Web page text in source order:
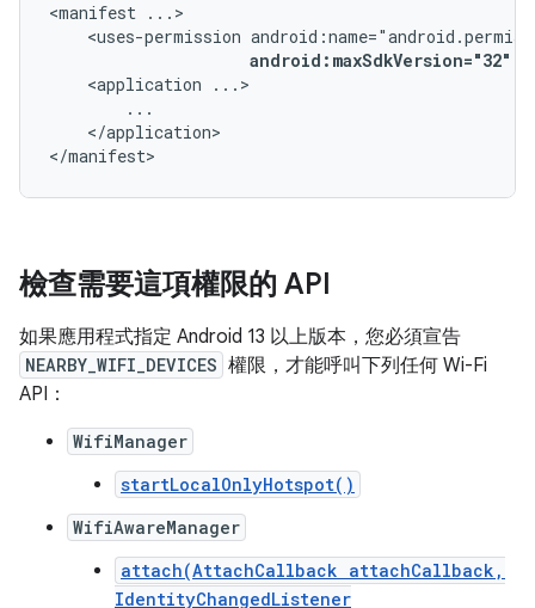
<manifest
<uses-permission
android:maxSdkVersion="32"
<application
</application>
</manifest>
檢查需要這項權限的 API
如果應用程式指定 Android 13 以上版本，您必須宣告
NEARBY_WIFI_DEVICES 權限，才能呼叫下列任何 Wi-Fi
API：
WifiManager
startLocalOnlyHotspot()
WifiAwareManager
attach(AttachCallback attachCallback,
IdentityChangedListener